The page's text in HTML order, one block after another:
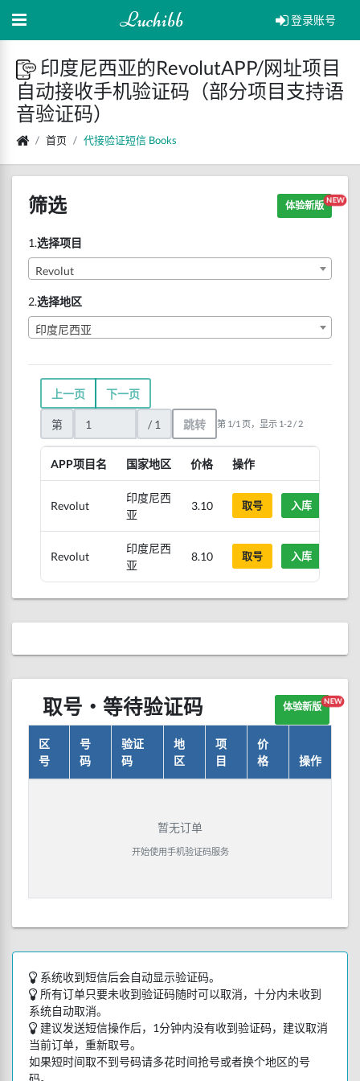
Luchibb 登录账号
印度尼西亚的RevolutAPP/网址项目
自动接收手机验证码（部分项目支持语
音验证码）
首页 代接验证短信 Books
筛选 体验新版 NEW
1.选择项目
Revolut
2.选择地区
印度尼西亚
上一页 下一页
第 / 1 跳转 第 1/1 页，显示 1-2 / 2
APP项目名 国家地区 价格 操作
Revolut
印度尼西
亚
3.10 取号 入库
Revolut
印度尼西
亚
8.10 取号 入库
取号・等待验证码 体验新版 NEW
区
号
号
码
验证
码
地
区
项
目
价
格
操作
暂无订单
开始使用手机验证码服务
系统收到短信后会自动显示验证码。
所有订单只要未收到验证码随时可以取消，十分内未收到
系统自动取消。
建议发送短信操作后，1分钟内没有收到验证码，建议取消
当前订单，重新取号。
如果短时间取不到号码请多花时间抢号或者换个地区的号